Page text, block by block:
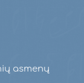
asmenų